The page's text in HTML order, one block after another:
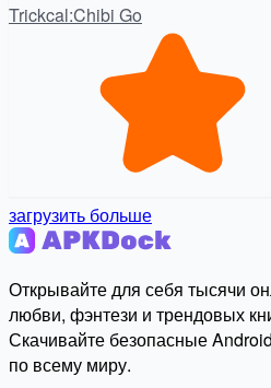
Trickcal:Chibi Go
загрузить больше
Открывайте для себя тысячи
любви, фэнтези и трендовых
Скачивайте безопасные
по всему миру.